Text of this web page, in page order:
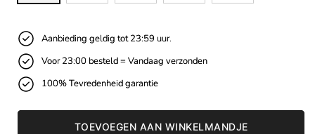
Aanbieding geldig tot 23:59 uur.
Voor 23:00 besteld = Vandaag verzonden
100% Tevredenheid garantie
TOEVOEGEN AAN WINKELMANDJE